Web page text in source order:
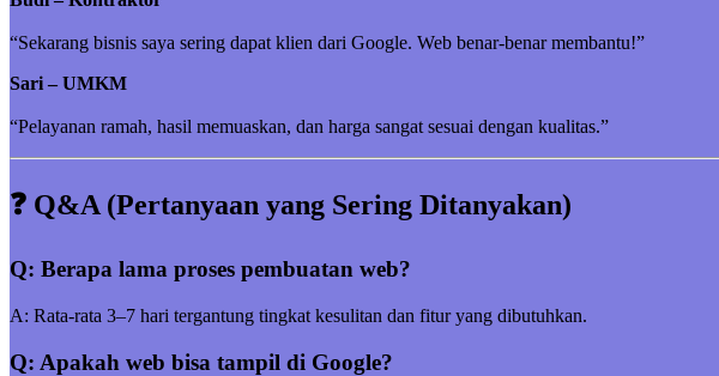
“Sekarang bisnis saya sering dapat klien dari Google. Web benar-benar membantu!”
Sari – UMKM
“Pelayanan ramah, hasil memuaskan, dan harga sangat sesuai dengan kualitas.”
❓ Q&A (Pertanyaan yang Sering Ditanyakan)
Q: Berapa lama proses pembuatan web?
A: Rata-rata 3–7 hari tergantung tingkat kesulitan dan fitur yang dibutuhkan.
Q: Apakah web bisa tampil di Google?